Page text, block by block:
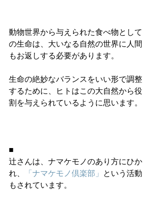
動物世界から与えられた食べ物として
の生命は、大いなる自然の世界に人間
もお返しする必要があります。
生命の絶妙なバランスをいい形で調整
するために、ヒトはこの大自然から役
割を与えられているように思います。
■
辻さんは、ナマケモノのあり方にひか
れ、
「ナマケモノ倶楽部」 という活動
もされています。